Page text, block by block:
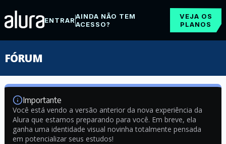
ENTRARAINDA NÃO TEM
ACESSO?
VEJA OS
PLANOS
FÓRUM
Importante
Você está vendo a versão anterior da nova experiência da
Alura que estamos preparando para você. Em breve, ela
ganha uma identidade visual novinha totalmente pensada
em potencializar seus estudos!